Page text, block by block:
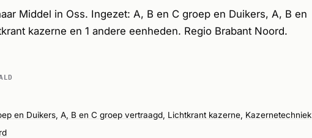
Middel in Oss. Ingezet: A, B en C groep en Duikers, A, B en
kazerne en 1 andere eenheden. Regio Brabant Noord.
en Duikers, A, B en C groep vertraagd, Lichtkrant kazerne, Kazernetechniek